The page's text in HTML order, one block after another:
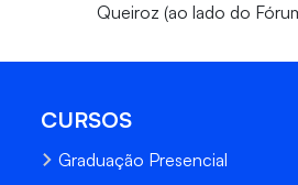
Queiroz (ao lado do
CURSOS
Graduação Presencial